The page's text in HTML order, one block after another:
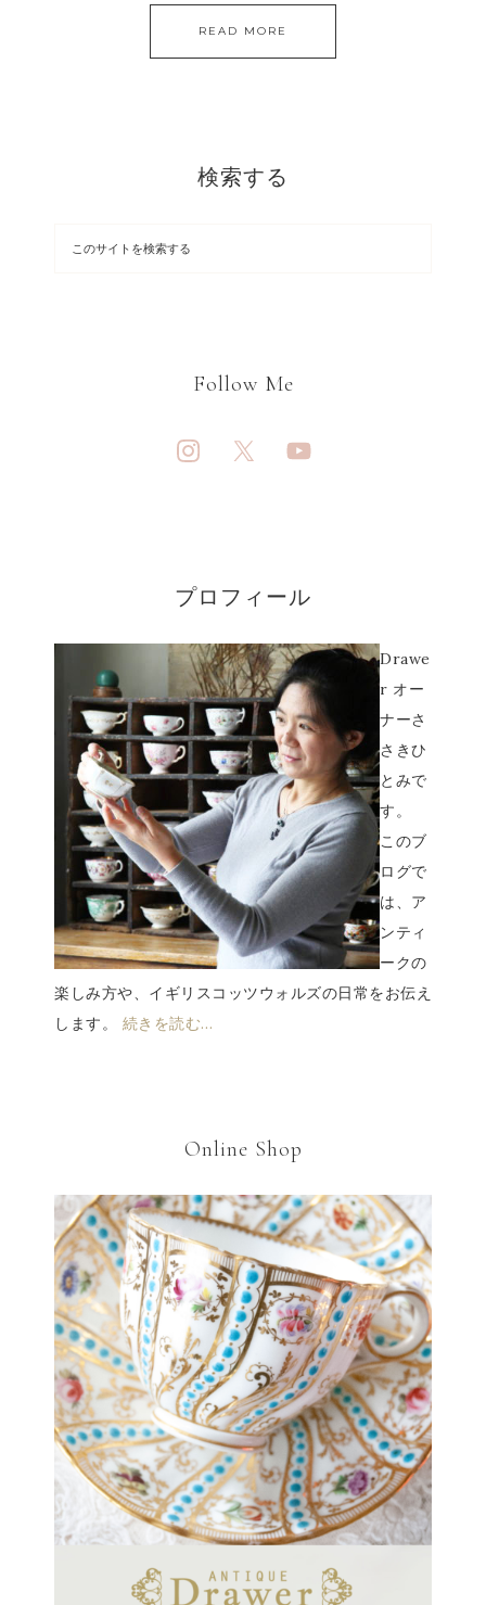
READ MORE
検索する
Follow Me
プロフィール
Drawe
r オー
ナーさ
さきひ
とみで
す。
このブ
ログで
は、ア
ンティ
ークの
楽しみ方や、イギリスコッツウォルズの日常をお伝え
します。 続きを読む…
Online Shop